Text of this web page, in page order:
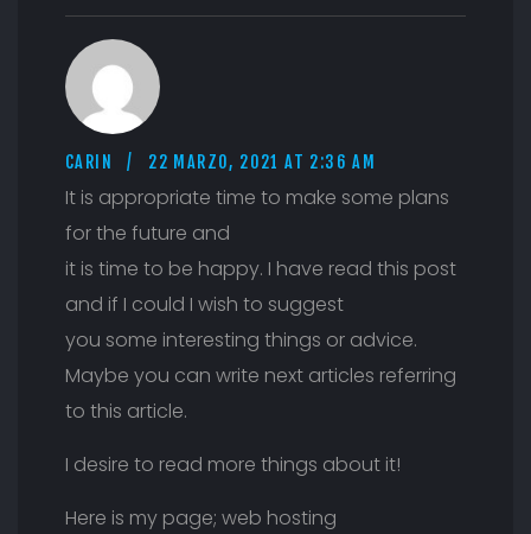
CARIN 22 MARZO, 2021 AT 2:36 AM
It is appropriate time to make some plans
for the future and
it is time to be happy. I have read this post
and if I could I wish to suggest
you some interesting things or advice.
Maybe you can write next articles referring
to this article.
I desire to read more things about it!
Here is my page; web hosting